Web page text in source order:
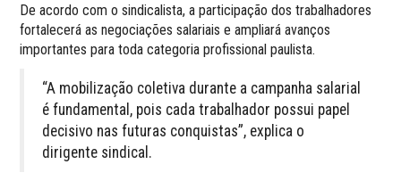
De acordo com o sindicalista, a participação dos trabalhadores
fortalecerá as negociações salariais e ampliará avanços
importantes para toda categoria profissional paulista.
“A mobilização coletiva durante a campanha salarial
é fundamental, pois cada trabalhador possui papel
decisivo nas futuras conquistas”, explica o
dirigente sindical.